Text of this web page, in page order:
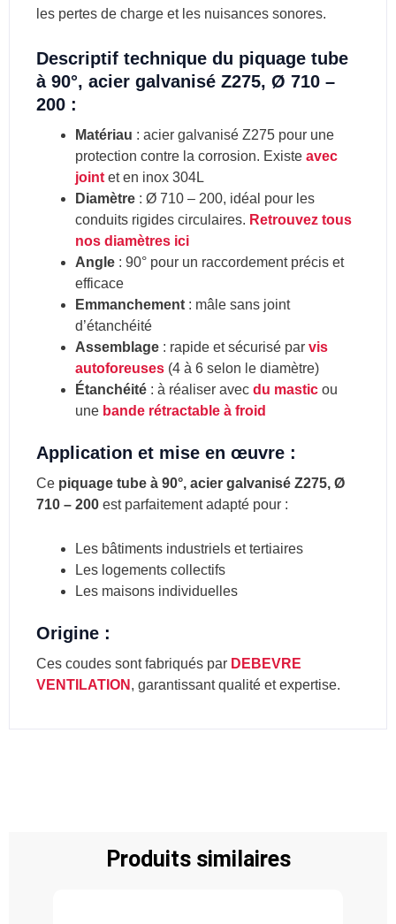
les pertes de charge et les nuisances sonores.
Descriptif technique du piquage tube
à 90°, acier galvanisé Z275, Ø 710 –
200 :
Matériau : acier galvanisé Z275 pour une
protection contre la corrosion. Existe avec
jointet en inox 304L
Diamètre: Ø 710 – 200, idéal pour les
conduits rigides circulaires. Retrouvez tous
nos diamètres ici
Angle: 90° pour un raccordement précis et
efficace
Emmanchement: mâle sans joint
d’étanchéité
Assemblage: rapide et sécurisé par vis
autoforeuses(4 à 6 selon le diamètre)
Étanchéité: à réaliser avec du mastic ou
une bande rétractable à froid
Application et mise en œuvre :
Ce piquage tube à 90°, acier galvanisé Z275, Ø
710 – 200 est parfaitement adapté pour :
Les bâtiments industriels et tertiaires
Les logements collectifs
Les maisons individuelles
Origine :
Ces coudes sont fabriqués par DEBEVRE
VENTILATION , garantissant qualité et expertise.
Produits similaires